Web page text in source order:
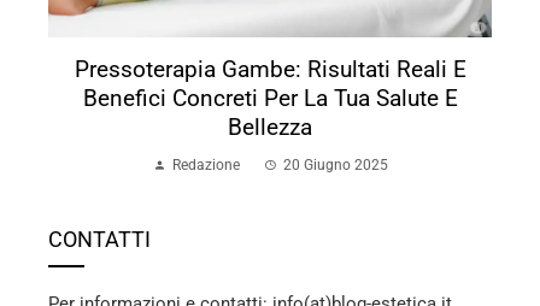
Pressoterapia Gambe: Risultati Reali E
Benefici Concreti Per La Tua Salute E
Bellezza
Redazione 20 Giugno 2025
CONTATTI